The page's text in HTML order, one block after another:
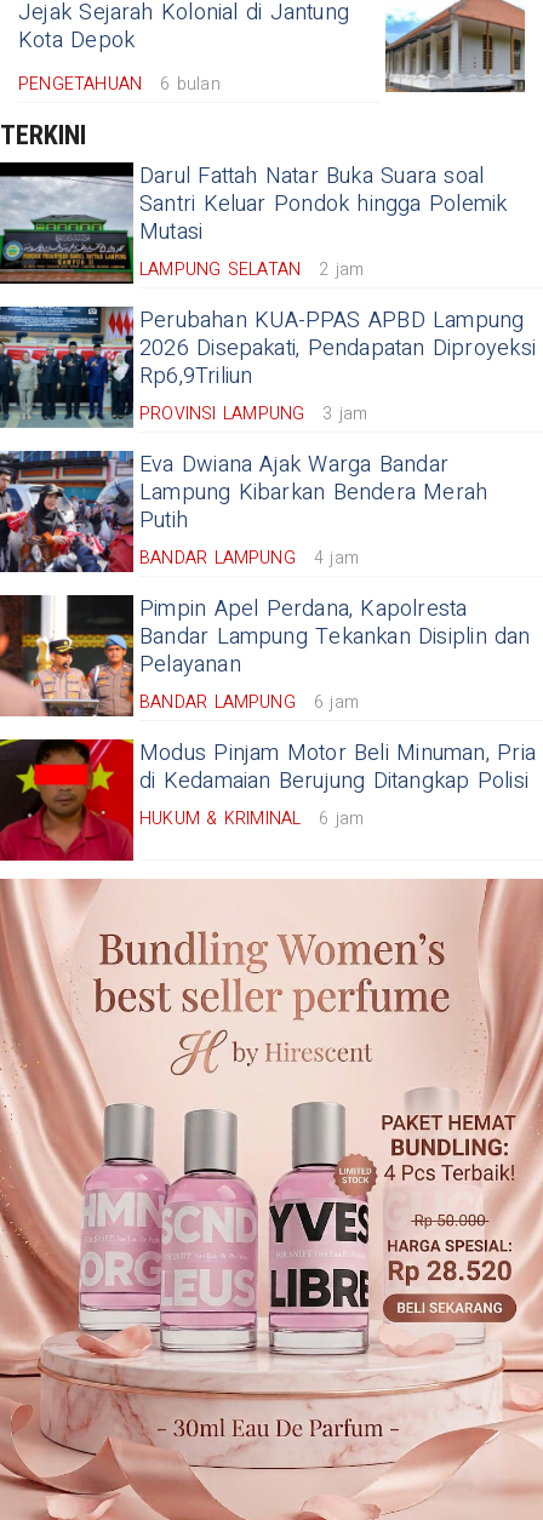
Jejak Sejarah Kolonial di Jantung
Kota Depok
PENGETAHUAN 6 bulan
TERKINI
Darul Fattah Natar Buka Suara soal
Santri Keluar Pondok hingga Polemik
Mutasi
LAMPUNG SELATAN 2 jam
Perubahan KUA-PPAS APBD Lampung
2026 Disepakati, Pendapatan Diproyeksi
Rp6,9Triliun
PROVINSI LAMPUNG 3 jam
Eva Dwiana Ajak Warga Bandar
Lampung Kibarkan Bendera Merah
Putih
BANDAR LAMPUNG 4 jam
Pimpin Apel Perdana, Kapolresta
Bandar Lampung Tekankan Disiplin dan
Pelayanan
BANDAR LAMPUNG 6 jam
Modus Pinjam Motor Beli Minuman, Pria
di Kedamaian Berujung Ditangkap Polisi
HUKUM & KRIMINAL 6 jam